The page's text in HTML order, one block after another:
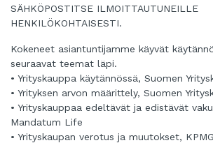
SÄHKÖPOSTITSE ILMOITTAUTUNEILLE
HENKILÖKOHTAISESTI.
Kokeneet asiantuntijamme käyvät
seuraavat teemat läpi.
• Yrityskauppa käytännössä, Suomen
• Yrityksen arvon määrittely, Suomen
• Yrityskauppaa edeltävät ja edistävät
Mandatum Life
• Yrityskaupan verotus ja muutokset, KPMG